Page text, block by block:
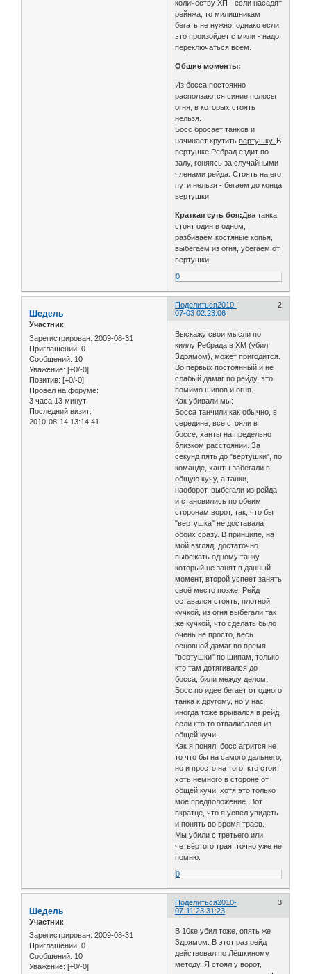
количеству ХП - если насадят
рейнжа, то милишникам
бегать не нужно, однако если
это произойдет с мили - надо
переключаться всем.
Общие моменты:
Из босса постоянно
расползаются синие полосы
огня, в которыхстоять
нельзя.
Босс бросает танков и
начинает крутитьвертушку. В
вертушке Ребрад ездит по
залу, гоняясь за случайными
членами рейда. Стоять на его
пути нельзя - бегаем до конца
вертушки.
Краткая суть боя:Два танка
стоят один в одном,
разбиваем костяные копья,
выбегаем из огня, убегаем от
вертушки.
0
Поделиться 2
2010-
07-03 02:23:06
Шедель
Участник
Зарегистрирован: 2009-08-31
Приглашений: 0
Сообщений: 10
Уважение: [+0/-0]
Позитив: [+0/-0]
Провел на форуме:
3 часа 13 минут
Последний визит:
2010-08-14 13:14:41
Выскажу свои мысли по
киллу Ребрада в ХМ (убил
Здрямом), может пригодится.
Во первых постоянный и не
слабый дамаг по рейду, это
помимо шипов и огня.
Как убивали мы:
Босса танчили как обычно, в
середине, все стояли в
боссе, ханты на предельно
близком расстоянии. За
секунд пять до "вертушки", по
команде, ханты забегали в
общую кучу, а танки,
наоборот, выбегали из рейда
и становились по обеим
сторонам ворот, так, что бы
"вертушка" не доставала
обоих сразу. В принципе, на
мой взгляд, достаточно
выбежать одному танку,
который не занят в данный
момент, второй успеет занять
своё место позже. Рейд
оставался стоять, плотной
кучкой, из огня выбегали так
же кучкой, что сделать было
очень не просто, весь
основной дамаг во время
"вертушки" по шипам, только
кто там дотягивался до
босса, били между делом.
Босс по идее бегает от одного
танка к другому, но у нас
иногда тоже врывался в рейд,
если кто то отваливался из
общей кучи.
Как я понял, босс агрится не
то что бы на самого дальнего,
но и просто на того, кто стоит
хоть немного в стороне от
общей кучи, хотя это только
моё предположение. Вот
вкратце, что я успел увидеть
и понять во время траев.
Мы убили с третьего или
четвёртого трая, точно уже не
помню.
0
Поделиться 3
2010-
07-11 23:31:23
Шедель
Участник
Зарегистрирован: 2009-08-31
Приглашений: 0
Сообщений: 10
Уважение: [+0/-0]
В 10ке убил тоже, опять же
Здрямом. В этот раз рейд
действовал по Лёшкиному
методу. Я стоял у ворот,